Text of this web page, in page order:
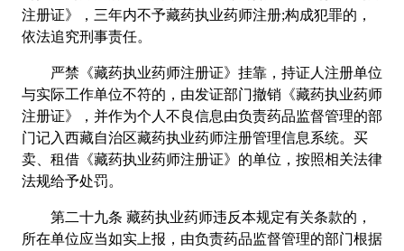
注册证》，三年内不予藏药执业药师注册;构成犯罪的，
依法追究刑事责任。
严禁《藏药执业药师注册证》挂靠，持证人注册单位
与实际工作单位不符的，由发证部门撤销《藏药执业药师
注册证》，并作为个人不良信息由负责药品监督管理的部
门记入西藏自治区藏药执业药师注册管理信息系统。买
卖、租借《藏药执业药师注册证》的单位，按照相关法律
法规给予处罚。
第二十九条 藏药执业药师违反本规定有关条款的，
所在单位应当如实上报，由负责药品监督管理的部门根据